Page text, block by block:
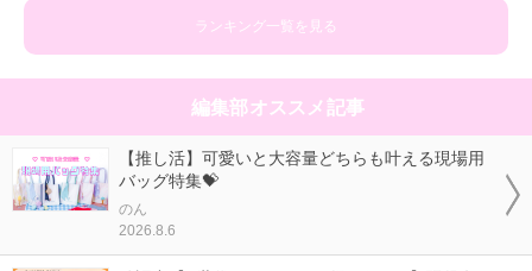
ランキング一覧を見る
編集部オススメ記事
【推し活】可愛いと大容量どちらも叶える現場用
バッグ特集💝
のん
2026.8.6